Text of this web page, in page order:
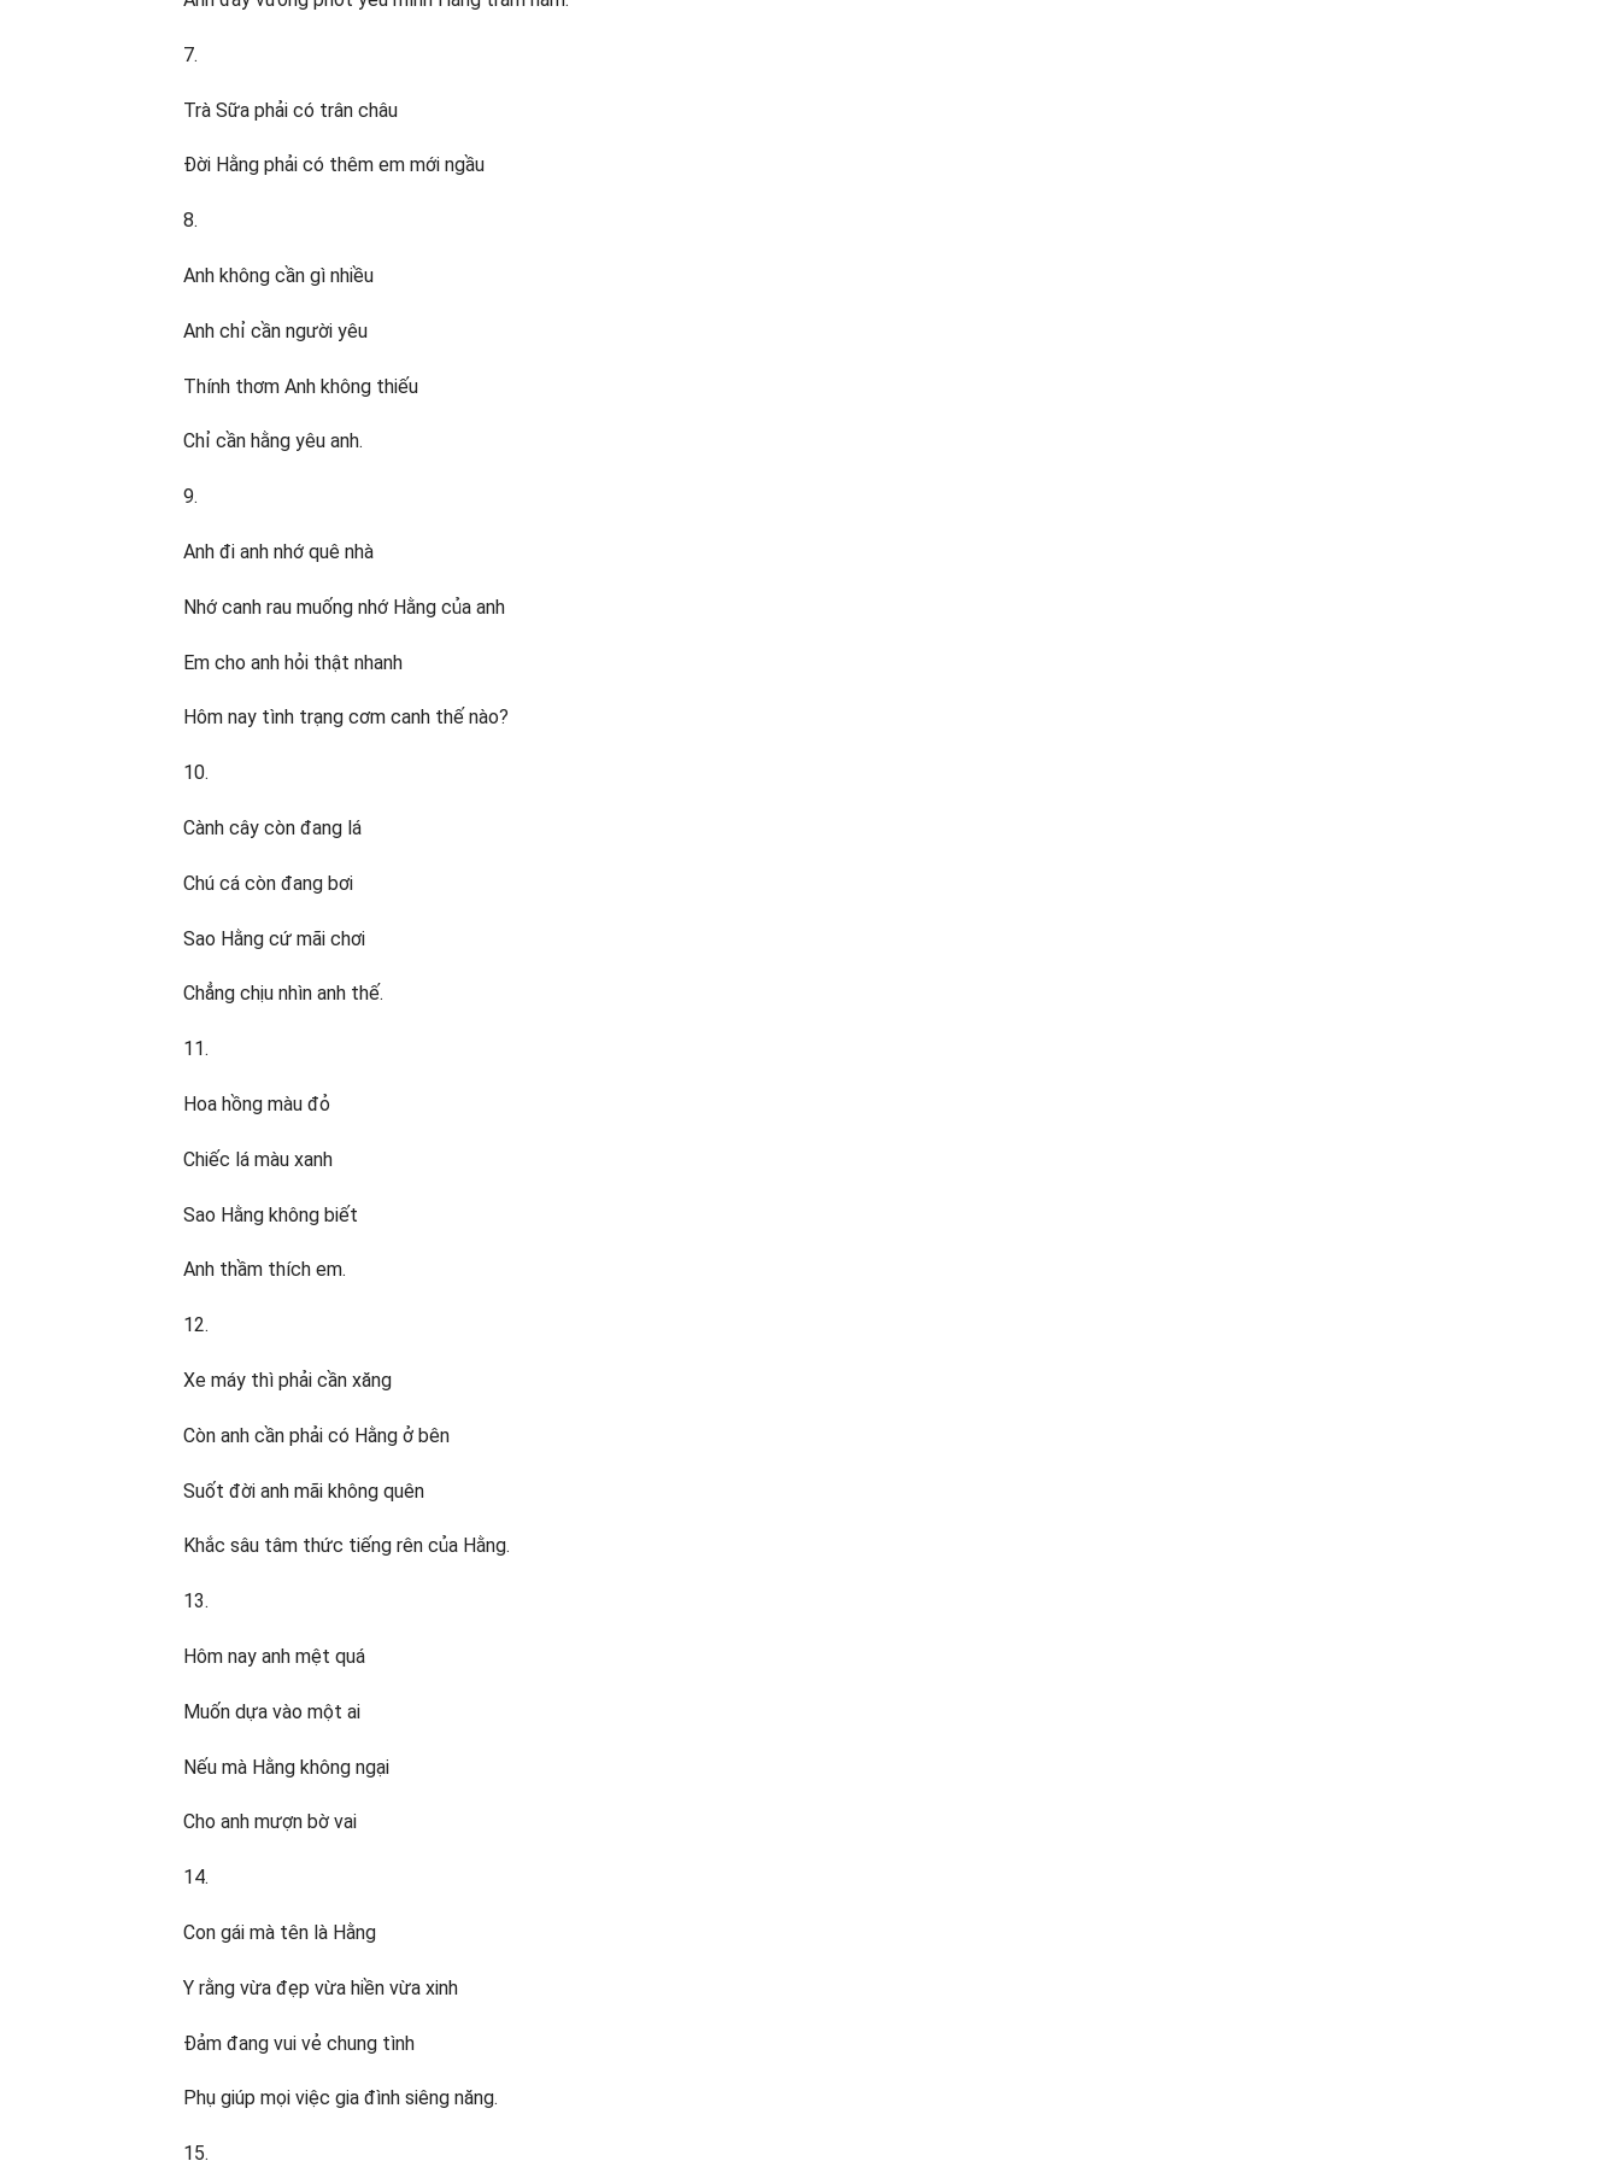
7.
Trà Sữa phải có trân châu
Đời Hằng phải có thêm em mới ngầu
8.
Anh không cần gì nhiều
Anh chỉ cần người yêu
Thính thơm Anh không thiếu
Chỉ cần hằng yêu anh.
9.
Anh đi anh nhớ quê nhà
Nhớ canh rau muống nhớ Hằng của anh
Em cho anh hỏi thật nhanh
Hôm nay tình trạng cơm canh thế nào?
10.
Cành cây còn đang lá
Chú cá còn đang bơi
Sao Hằng cứ mãi chơi
Chẳng chịu nhìn anh thế.
11.
Hoa hồng màu đỏ
Chiếc lá màu xanh
Sao Hằng không biết
Anh thầm thích em.
12.
Xe máy thì phải cần xăng
Còn anh cần phải có Hằng ở bên
Suốt đời anh mãi không quên
Khắc sâu tâm thức tiếng rên của Hằng.
13.
Hôm nay anh mệt quá
Muốn dựa vào một ai
Nếu mà Hằng không ngại
Cho anh mượn bờ vai
14.
Con gái mà tên là Hằng
Y rằng vừa đẹp vừa hiền vừa xinh
Đảm đang vui vẻ chung tình
Phụ giúp mọi việc gia đình siêng năng.
15.